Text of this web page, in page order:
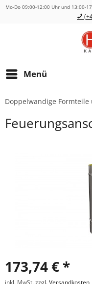
Mo-Do 09:00-12:00 Uhr und 13:00-
Menü
Doppelwandige Formteile
173,74 € *
inkl. MwSt.zzgl. Versandkosten